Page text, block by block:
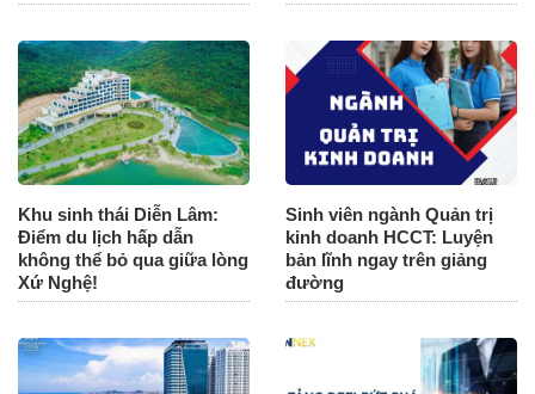
Khu sinh thái Diễn Lâm:
Điểm du lịch hấp dẫn
không thể bỏ qua giữa lòng
Xứ Nghệ!
Sinh viên ngành Quản trị
kinh doanh HCCT: Luyện
bản lĩnh ngay trên giảng
đường